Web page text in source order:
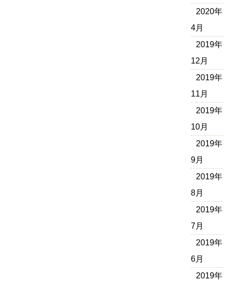
2020年
4月
2019年
12月
2019年
11月
2019年
10月
2019年
9月
2019年
8月
2019年
7月
2019年
6月
2019年